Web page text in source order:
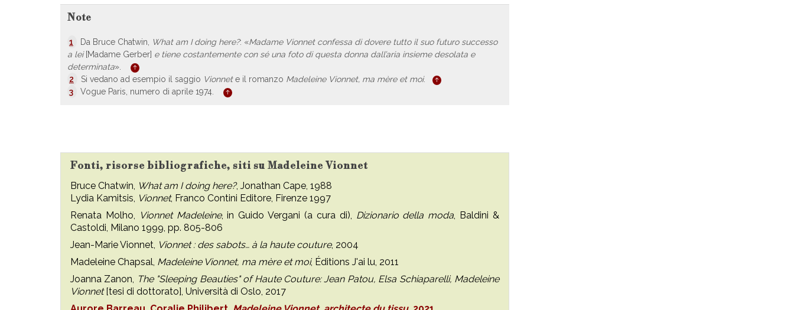
Note
1 Da Bruce Chatwin, What am I doing here?: «Madame Vionnet confessa di dovere tutto il suo futuro successo
a lei[Madame Gerber] e tiene costantemente con sé una foto di questa donna dall’aria insieme desolata e
determinata».
2
Si vedano ad esempio il saggio Vionnete il romanzo Madeleine Vionnet, ma mère et moi.
3
Vogue Paris, numero di aprile 1974.
Fonti, risorse bibliografiche, siti su Madeleine Vionnet
Bruce Chatwin, What am I doing here?, Jonathan Cape, 1988
Lydia Kamitsis, Vionnet, Franco Contini Editore, Firenze 1997
Renata Molho, Vionnet Madeleine, in Guido Vergani (a cura di), Dizionario della moda, Baldini &
Castoldi, Milano 1999, pp. 805-806
Jean-Marie Vionnet, Vionnet : des sabots… à la haute couture, 2004
Madeleine Chapsal, Madeleine Vionnet, ma mère et moi, Éditions J'ai lu, 2011
Joanna Zanon, The "Sleeping Beauties" of Haute Couture: Jean Patou, Elsa Schiaparelli, Madeleine
Vionnet[tesi di dottorato], Università di Oslo, 2017